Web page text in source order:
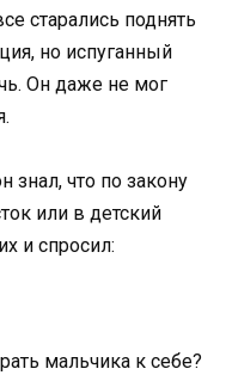
старались поднять
но испуганный
Он даже не мог
знал, что по закону
или в детский
и спросил:
мальчика к себе?